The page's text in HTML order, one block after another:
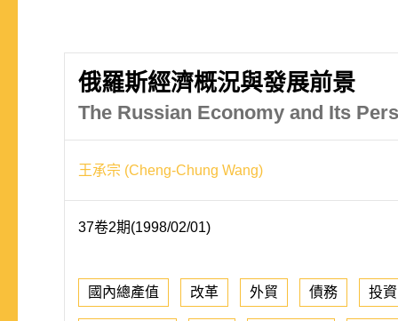
俄羅斯經濟概況與發展前景
The Russian Economy and Its
王承宗 (Cheng-Chung Wang)
37卷2期(1998/02/01)
國內總產值 改革 外貿 債務 投資